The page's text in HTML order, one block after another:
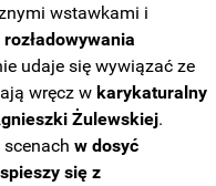
wstawkami i
udaje się wywiązać ze
wręcz wkarykaturalny
Żulewskiej.
scenachw dosyć
się z